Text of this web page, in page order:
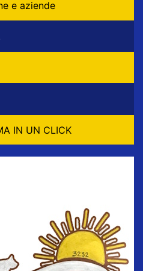
e aziende
IN UN CLICK